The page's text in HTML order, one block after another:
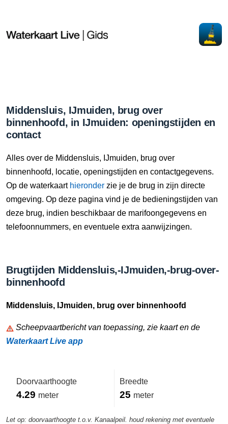
Middensluis, IJmuiden, brug over
binnenhoofd, in IJmuiden: openingstijden en
contact
Alles over de Middensluis, IJmuiden, brug over
binnenhoofd, locatie, openingstijden en contactgegevens.
Op de waterkaart hieronder zie je de brug in zijn directe
omgeving. Op deze pagina vind je de bedieningstijden van
deze brug, indien beschikbaar de marifoongegevens en
telefoonnummers, en eventuele extra aanwijzingen.
Brugtijden Middensluis,-IJmuiden,-brug-over-
binnenhoofd
Middensluis, IJmuiden, brug over binnenhoofd
Scheepvaartbericht van toepassing, zie kaart en de
Waterkaart Live app
Doorvaarthoogte
4.29 meter
Breedte
25 meter
Let op: doorvaarthoogte t.o.v. Kanaalpeil. houd rekening met eventuele